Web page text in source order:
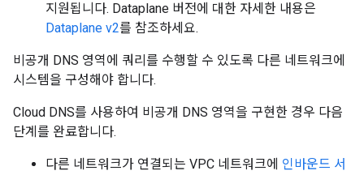
지원됩니다. Dataplane 버전에 대한 자세한 내용은
Dataplane v2를 참조하세요.
비공개 DNS 영역에 쿼리를 수행할 수 있도록 다른 네트워크에
시스템을 구성해야 합니다.
Cloud DNS를 사용하여 비공개 DNS 영역을 구현한 경우 다음
단계를 완료합니다.
다른 네트워크가 연결되는 VPC 네트워크에 인바운드 서